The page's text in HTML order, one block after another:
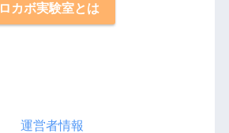
ロカボ実験室とは
運営者情報